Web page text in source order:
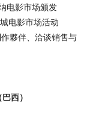
电影市场颁发
电影市场活动
作夥伴、洽谈销售与
西）